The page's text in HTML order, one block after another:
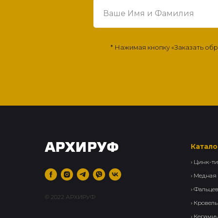
* Нажимая кнопку «Заказать
© 2022 АРХИРУФ
› Цинк-
›
›
›
›